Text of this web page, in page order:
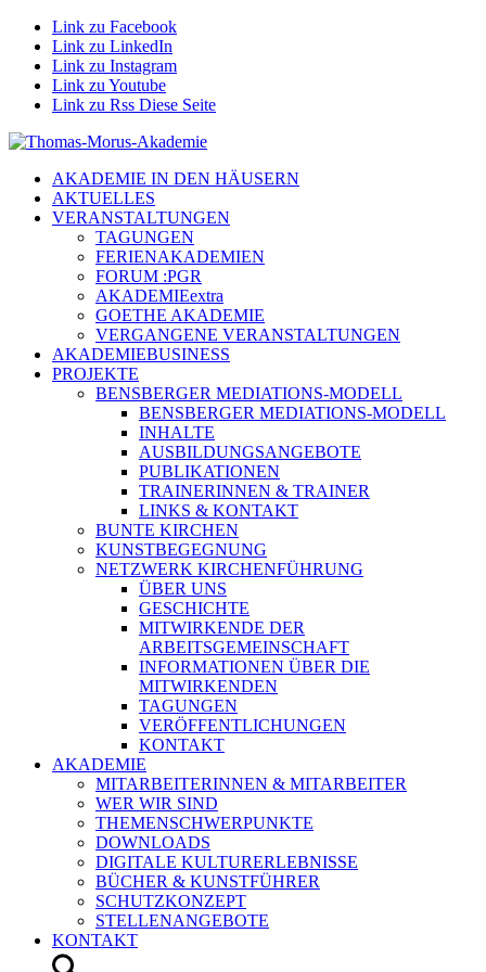
Link zu Facebook
Link zu LinkedIn
Link zu Instagram
Link zu Youtube
Link zu Rss Diese Seite
AKADEMIE IN DEN HÄUSERN
AKTUELLES
VERANSTALTUNGEN
TAGUNGEN
FERIENAKADEMIEN
FORUM :PGR
AKADEMIEextra
GOETHE AKADEMIE
VERGANGENE VERANSTALTUNGEN
AKADEMIEBUSINESS
PROJEKTE
BENSBERGER MEDIATIONS-MODELL
BENSBERGER MEDIATIONS-MODELL
INHALTE
AUSBILDUNGSANGEBOTE
PUBLIKATIONEN
TRAINERINNEN & TRAINER
LINKS & KONTAKT
BUNTE KIRCHEN
KUNSTBEGEGNUNG
NETZWERK KIRCHENFÜHRUNG
ÜBER UNS
GESCHICHTE
MITWIRKENDE DER
ARBEITSGEMEINSCHAFT
INFORMATIONEN ÜBER DIE
MITWIRKENDEN
TAGUNGEN
VERÖFFENTLICHUNGEN
KONTAKT
AKADEMIE
MITARBEITERINNEN & MITARBEITER
WER WIR SIND
THEMENSCHWERPUNKTE
DOWNLOADS
DIGITALE KULTURERLEBNISSE
BÜCHER & KUNSTFÜHRER
SCHUTZKONZEPT
STELLENANGEBOTE
KONTAKT